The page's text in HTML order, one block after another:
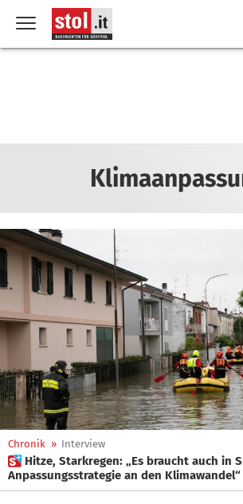
Chronik » Interview
 Hitze, Starkregen: „Es braucht auch in Südtirol eine
Anpassungsstrategie an den Klimawandel“